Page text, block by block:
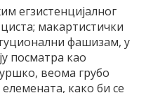
егзистенцијалног
макартистички
фашизам, у
посматра као
веома грубо
како би се